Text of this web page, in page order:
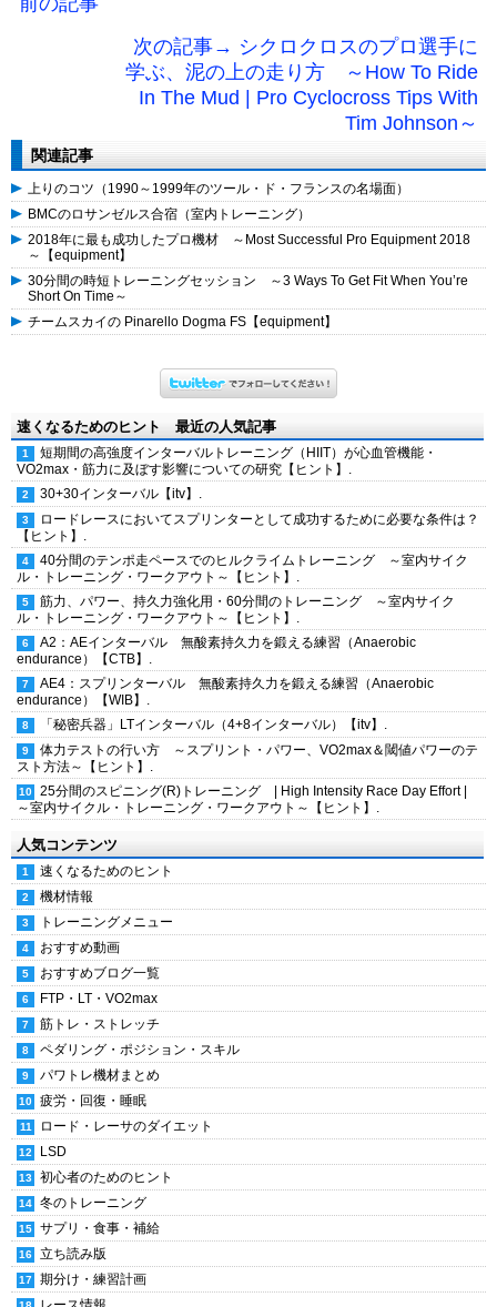
次の記事→ シクロクロスのプロ選手に
学ぶ、泥の上の走り方 ～How To Ride
In The Mud | Pro Cyclocross Tips With
Tim Johnson～
関連記事
上りのコツ（1990～1999年のツール・ド・フランスの名場面）
BMCのロサンゼルス合宿（室内トレーニング）
2018年に最も成功したプロ機材 ～Most Successful Pro Equipment 2018
～【equipment】
30分間の時短トレーニングセッション ～3 Ways To Get Fit When You’re
Short On Time～
チームスカイの Pinarello Dogma FS【equipment】
速くなるためのヒント 最近の人気記事
短期間の高強度インターバルトレーニング（HIIT）が心血管機能・
VO2max・筋力に及ぼす影響についての研究【ヒント】.
30+30インターバル【itv】.
ロードレースにおいてスプリンターとして成功するために必要な条件は？
【ヒント】.
40分間のテンポ走ペースでのヒルクライムトレーニング ～室内サイク
ル・トレーニング・ワークアウト～【ヒント】.
筋力、パワー、持久力強化用・60分間のトレーニング ～室内サイク
ル・トレーニング・ワークアウト～【ヒント】.
A2：AEインターバル 無酸素持久力を鍛える練習（Anaerobic
endurance）【CTB】.
AE4：スプリンターバル 無酸素持久力を鍛える練習（Anaerobic
endurance）【WIB】.
「秘密兵器」LTインターバル（4+8インターバル）【itv】.
体力テストの行い方 ～スプリント・パワー、VO2max＆閾値パワーのテ
スト方法～【ヒント】.
25分間のスピニング(R)トレーニング | High Intensity Race Day Effort |
～室内サイクル・トレーニング・ワークアウト～【ヒント】.
人気コンテンツ
速くなるためのヒント
機材情報
トレーニングメニュー
おすすめ動画
おすすめブログ一覧
FTP・LT・VO2max
筋トレ・ストレッチ
ペダリング・ポジション・スキル
パワトレ機材まとめ
疲労・回復・睡眠
ロード・レーサのダイエット
LSD
初心者のためのヒント
冬のトレーニング
サプリ・食事・補給
立ち読み版
期分け・練習計画